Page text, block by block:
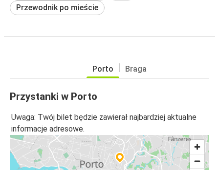
Przewodnik po mieście
Porto Braga
Przystanki w Porto
Uwaga: Twój bilet będzie zawierał najbardziej aktualne
informacje adresowe.